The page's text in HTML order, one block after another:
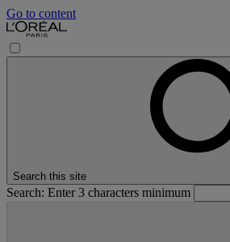
Go to content
Search this site
Search: Enter 3 characters minimum